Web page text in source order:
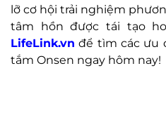
lỡ cơ hội trải nghiệm
tâm hồn được tái tạo
LifeLink.vn để tìm các ưu
tắm Onsen ngay hôm nay!